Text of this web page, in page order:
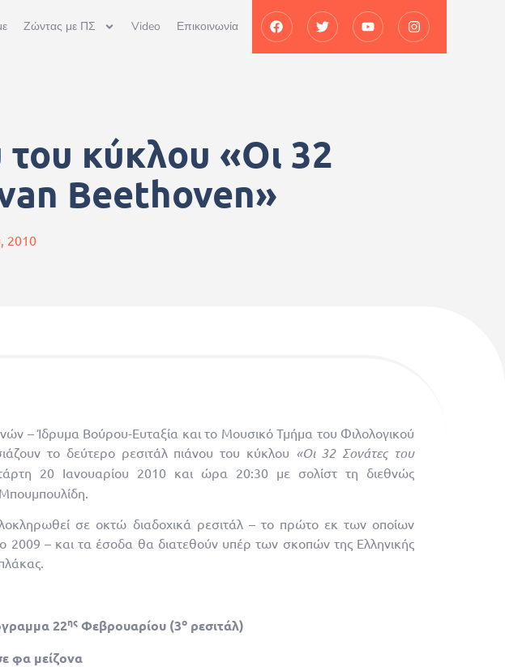
Ζώντας με ΠΣ Video Επικοινωνία
του κύκλου «Οι 32
Beethoven»
2010
– Ίδρυμα Βούρου-Ευταξία και το Μουσικό Τμήμα του Φιλολογικού
το δεύτερο ρεσιτάλ πιάνου του κύκλου «Οι 32 Σονάτες του
20 Ιανουαρίου 2010 και ώρα 20:30 με σολίστ τη διεθνώς
σε οκτώ διαδοχικά ρεσιτάλ – το πρώτο εκ των οποίων
2009 – και τα έσοδα θα διατεθούν υπέρ των σκοπών της Ελληνικής
22ης Φεβρουαρίου (3ο ρεσιτάλ)
φα μείζονα